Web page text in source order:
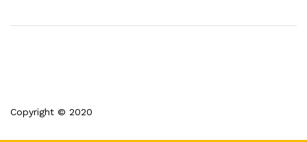
Copyright © 2020